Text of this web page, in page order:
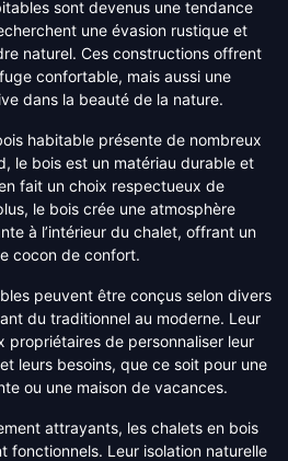
sont devenus une tendance
une évasion rustique et
naturel. Ces constructions offrent
confortable, mais aussi une
dans la beauté de la nature.
habitable présente de nombreux
le bois est un matériau durable et
fait un choix respectueux de
le bois crée une atmosphère
à l’intérieur du chalet, offrant un
cocon de confort.
peuvent être conçus selon divers
du traditionnel au moderne. Leur
propriétaires de personnaliser leur
leurs besoins, que ce soit pour une
ou une maison de vacances.
attrayants, les chalets en bois
fonctionnels. Leur isolation naturelle